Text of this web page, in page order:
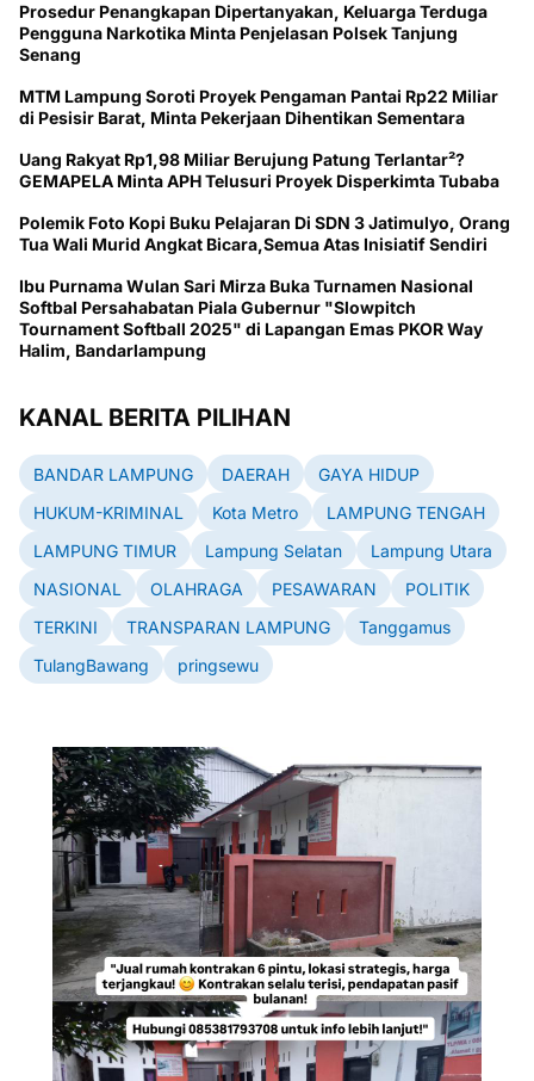
Prosedur Penangkapan Dipertanyakan, Keluarga Terduga
Pengguna Narkotika Minta Penjelasan Polsek Tanjung
Senang
MTM Lampung Soroti Proyek Pengaman Pantai Rp22 Miliar
di Pesisir Barat, Minta Pekerjaan Dihentikan Sementara
Uang Rakyat Rp1,98 Miliar Berujung Patung Terlantar²?
GEMAPELA Minta APH Telusuri Proyek Disperkimta Tubaba
Polemik Foto Kopi Buku Pelajaran Di SDN 3 Jatimulyo, Orang
Tua Wali Murid Angkat Bicara,Semua Atas Inisiatif Sendiri
Ibu Purnama Wulan Sari Mirza Buka Turnamen Nasional
Softbal Persahabatan Piala Gubernur "Slowpitch
Tournament Softball 2025" di Lapangan Emas PKOR Way
Halim, Bandarlampung
KANAL BERITA PILIHAN
BANDAR LAMPUNG DAERAH
GAYA HIDUP
HUKUM-KRIMINAL
Kota Metro
LAMPUNG TENGAH
LAMPUNG TIMUR
Lampung Selatan
Lampung Utara
NASIONAL
OLAHRAGA PESAWARAN
POLITIK
TERKINI
TRANSPARAN LAMPUNG
Tanggamus
TulangBawang
pringsewu